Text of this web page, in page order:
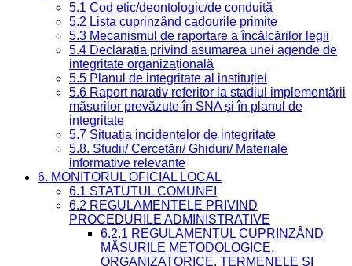
5.1 Cod etic/deontologic/de conduită
5.2 Lista cuprinzând cadourile primite
5.3 Mecanismul de raportare a încălcărilor legii
5.4 Declarația privind asumarea unei agende de
integritate organizațională
5.5 Planul de integritate al instituției
5.6 Raport narativ referitor la stadiul implementării
măsurilor prevăzute în SNA și în planul de
integritate
5.7 Situația incidentelor de integritate
5.8. Studii/ Cercetări/ Ghiduri/ Materiale
informative relevante
6. MONITORUL OFICIAL LOCAL
6.1 STATUTUL COMUNEI
6.2 REGULAMENTELE PRIVIND
PROCEDURILE ADMINISTRATIVE
6.2.1 REGULAMENTUL CUPRINZÂND
MĂSURILE METODOLOGICE,
ORGANIZATORICE, TERMENELE ȘI